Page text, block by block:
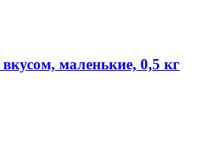
маленькие, 0,5 кг